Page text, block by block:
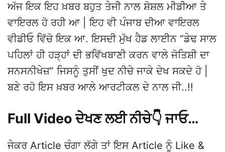
ਅੱਜ ਇਕ ਇਹ ਖ਼ਬਰ ਬਹੁਤ ਤੇਜੀ ਨਾਲ ਸ਼ੋਸ਼ਲ ਮੀਡੀਆ ਤੇ
ਵਾਇਰਲ ਹੋ ਰਹੀ ਆ | ਇਹ ਵੀ ਪੰਜਾਬ ਦੀਆ ਵਾਇਰਲ
ਵੀਡੀਓ ਵਿੱਚੋ ਇਕ ਆ. ਇਸਦੀ ਮੁੱਖ ਹੈਡ ਲਾਈਨ “ਡੇਢ ਸਾਲ
ਪਹਿਲਾਂ ਹੀ ਹੜ੍ਹਾਂ ਦੀ ਭਵਿੱਖਬਾਣੀ ਕਰਨ ਵਾਲੇ ਜੋਤਿਸ਼ੀ ਦਾ
ਸਨਸਨੀਖੇਜ਼” ਜਿਸਨੂੰ ਤੁਸੀਂ ਖੁਦ ਨੀਚੇ ਜਾਕੇ ਦੇਖ ਸਕਦੇ ਹੋ |
ਬਣੇ ਰਹੋ ਇਸ ਖ਼ਬਰ ਆਲੇ ਆਰਟੀਕਲ ਦੇ ਨਾਲ ਜੀ..!!
Full Video ਦੇਖਣ ਲਈ ਨੀਚੇ👇 ਜਾਓ…
ਜੇਕਰ Article ਚੰਗਾ ਲੱਗੇ ਤਾਂ ਇਸ Article ਨੂੰ Like &